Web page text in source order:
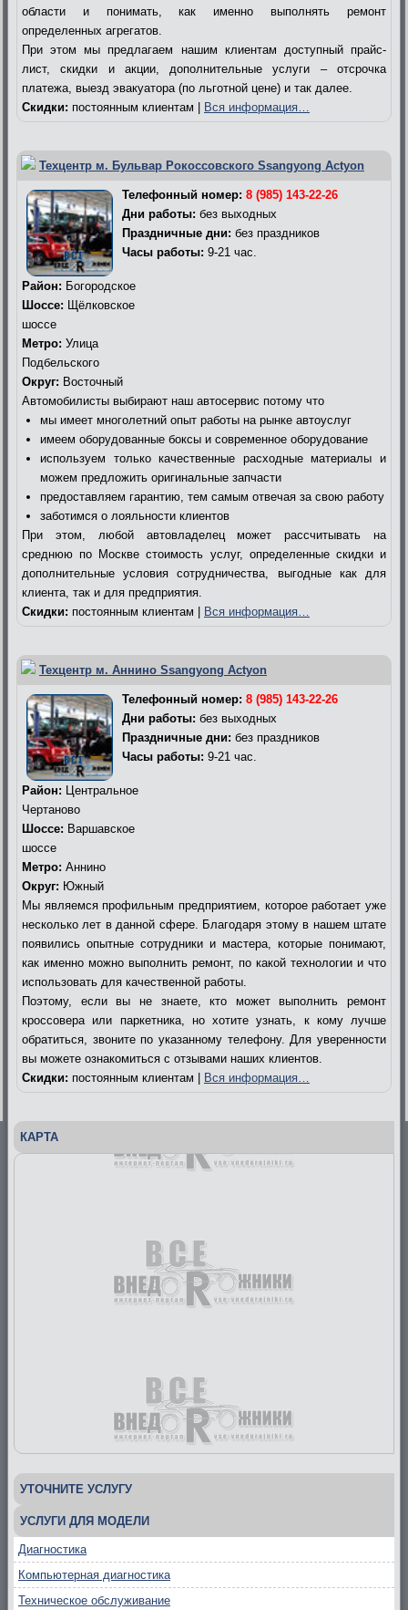
области и понимать, как именно выполнять ремонт
определенных агрегатов.
При этом мы предлагаем нашим клиентам доступный прайс-
лист, скидки и акции, дополнительные услуги – отсрочка
платежа, выезд эвакуатора (по льготной цене) и так далее.
Скидки: постоянным клиентам | Вся информация…
Техцентр м. Бульвар Рокоссовского Ssangyong Actyon
Телефонный номер: 8 (985) 143-22-26
Дни работы: без выходных
Праздничные дни: без праздников
Часы работы: 9-21 час.
Район: Богородское
Шоссе: Щёлковское
шоссе
Метро: Улица
Подбельского
Округ: Восточный
Автомобилисты выбирают наш автосервис потому что
мы имеет многолетний опыт работы на рынке автоуслуг
имеем оборудованные боксы и современное оборудование
используем только качественные расходные материалы и
можем предложить оригинальные запчасти
предоставляем гарантию, тем самым отвечая за свою работу
заботимся о лояльности клиентов
При этом, любой автовладелец может рассчитывать на
среднюю по Москве стоимость услуг, определенные скидки и
дополнительные условия сотрудничества, выгодные как для
клиента, так и для предприятия.
Скидки: постоянным клиентам | Вся информация…
Техцентр м. Аннино Ssangyong Actyon
Телефонный номер: 8 (985) 143-22-26
Дни работы: без выходных
Праздничные дни: без праздников
Часы работы: 9-21 час.
Район: Центральное
Чертаново
Шоссе: Варшавское
шоссе
Метро: Аннино
Округ: Южный
Мы являемся профильным предприятием, которое работает уже
несколько лет в данной сфере. Благодаря этому в нашем штате
появились опытные сотрудники и мастера, которые понимают,
как именно можно выполнить ремонт, по какой технологии и что
использовать для качественной работы.
Поэтому, если вы не знаете, кто может выполнить ремонт
кроссовера или паркетника, но хотите узнать, к кому лучше
обратиться, звоните по указанному телефону. Для уверенности
вы можете ознакомиться с отзывами наших клиентов.
Скидки: постоянным клиентам | Вся информация…
КАРТА
УТОЧНИТЕ УСЛУГУ
УСЛУГИ ДЛЯ МОДЕЛИ
Диагностика
Компьютерная диагностика
Техническое обслуживание